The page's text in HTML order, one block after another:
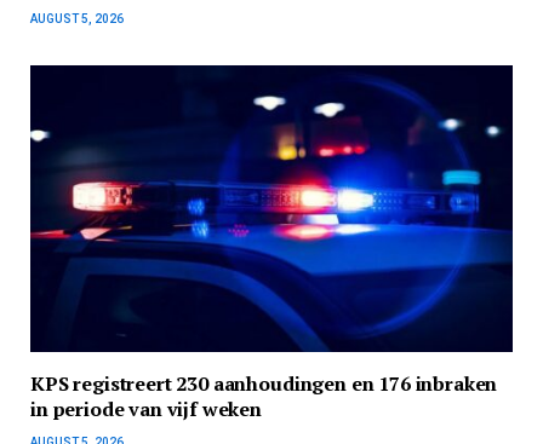
AUGUST 5, 2026
KPS registreert 230 aanhoudingen en 176 inbraken
in periode van vijf weken